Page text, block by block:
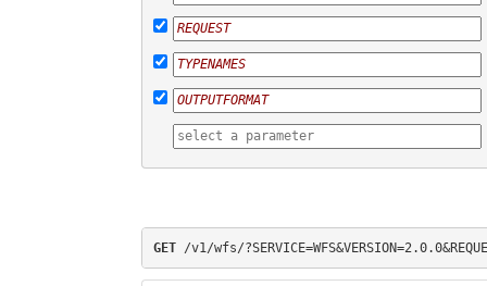
GET /v1/wfs/